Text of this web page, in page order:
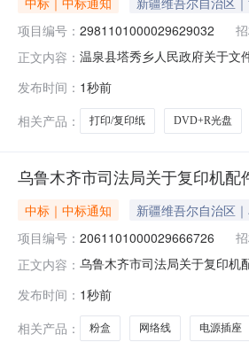
项目编号： 2981101000029629032
正文内容： 温泉县塔秀乡人民政府关于文
区划编码:652723项目所在行
发布时间： 1秒前
相关产品：
打印/复印纸 DVD+R光盘
乌鲁木齐市司法局关于复印机
中标｜中标通知 新疆维吾尔自治区
项目编号： 2061101000029666726
正文内容： 乌鲁木齐市司法局关于复印机
目所在行政区划名称:乌鲁木
发布时间： 1秒前
相关产品：
粉盒 网络线 电源插座